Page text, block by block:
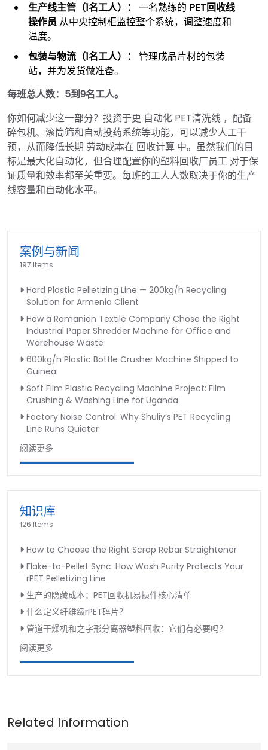
生产线主管（1名工人）：
一名熟练的 PET回收线
操作员从中央控制柜监控整个系统，调整速度和
温度。
包装与物流（1名工人）：
管理成品片材的包装
站，并为发货做准备。
每班总人数：5到9名工人。
你如何减少这一部分？投资于更 自动化 PET清洗线 ，配备
碎包机、滚筒筛和自动投药系统等功能，可以减少人工干
预，从而降低长期 劳动成本在 回收计算 中。虽然我们的目
标是最大化自动化，但合理配置你的塑料回收厂员工 对于保
证质量和效率都至关重要。每班的工人人数取决于你的生产
线容量和自动化水平。
案例与新闻
197 Items
Hard Plastic Pelletizing Line — 200kg/h Recycling
Solution for Armenia Client
How a Romanian Textile Company Chose the Right
Industrial Paper Shredder Machine for Office and
Warehouse Waste
600kg/h Plastic Bottle Crusher Machine Shipped to
Guinea
Soft Film Plastic Recycling Machine Project: Film
Crushing & Washing Line for Uganda
Factory Noise Control: Why Shuliy’s PET Recycling
Line Runs Quieter
阅读更多
知识库
126 Items
How to Choose the Right Scrap Rebar Straightener
Flake-to-Pellet Sync: How Wash Purity Protects Your
rPET Pelletizing Line
生产的隐藏成本：PET回收机易损件核心清单
什么定义纤维级rPET碎片？
管道干燥机和之字形分离器塑料回收：它们有必要吗？
阅读更多